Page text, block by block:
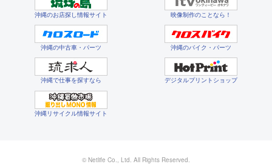
沖縄のお店探し情報サイト 映像制作のことなら！
沖縄の中古車・パーツ 沖縄のバイク・パーツ
沖縄で仕事を探すなら デジタルプリントショップ
沖縄リサイクル情報サイト
© Netlife Co., Ltd. All Rights Reserved.